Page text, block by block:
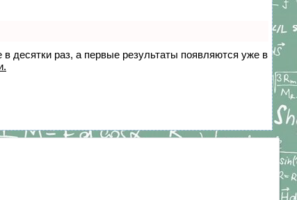
в десятки раз, а первые результаты появляются уже в